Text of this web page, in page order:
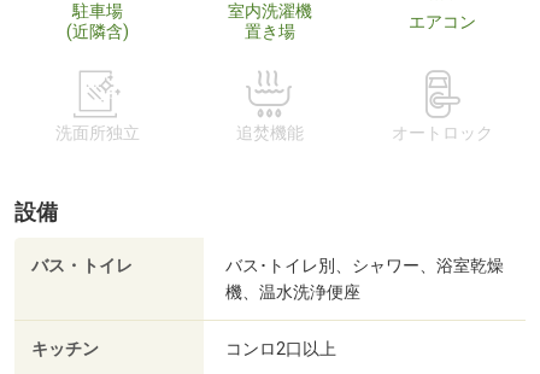
駐車場
(近隣含)
室内洗濯機
置き場
エアコン
洗面所独立 追焚機能 オートロック
設備
バス・トイレ
バス･トイレ別、シャワー、浴室乾燥
機、温水洗浄便座
キッチン コンロ2口以上